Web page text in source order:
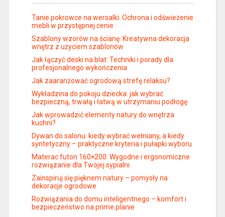
Tanie pokrowce na wersalki: Ochrona i odświeżenie
mebli w przystępnej cenie
Szablony wzorów na ścianę: Kreatywna dekoracja
wnętrz z użyciem szablonów
Jak łączyć deski na blat: Techniki i porady dla
profesjonalnego wykończenia
Jak zaaranżować ogrodową strefę relaksu?
Wykładzina do pokoju dziecka: jak wybrać
bezpieczną, trwałą i łatwą w utrzymaniu podłogę
Jak wprowadzić elementy natury do wnętrza
kuchni?
Dywan do salonu: kiedy wybrać wełniany, a kiedy
syntetyczny – praktyczne kryteria i pułapki wyboru
Materac futon 160×200: Wygodne i ergonomiczne
rozwiązanie dla Twojej sypialni
Zainspiruj się pięknem natury – pomysły na
dekoracje ogrodowe
Rozwiązania do domu inteligentnego – komfort i
bezpieczeństwo na prime planie